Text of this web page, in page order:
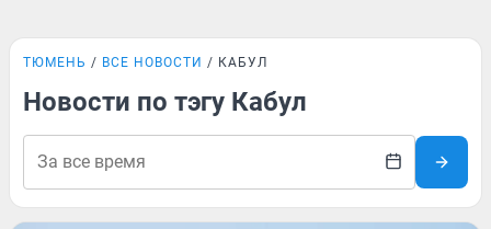
ТЮМЕНЬ ВСЕ НОВОСТИ КАБУЛ
Новости по тэгу Кабул